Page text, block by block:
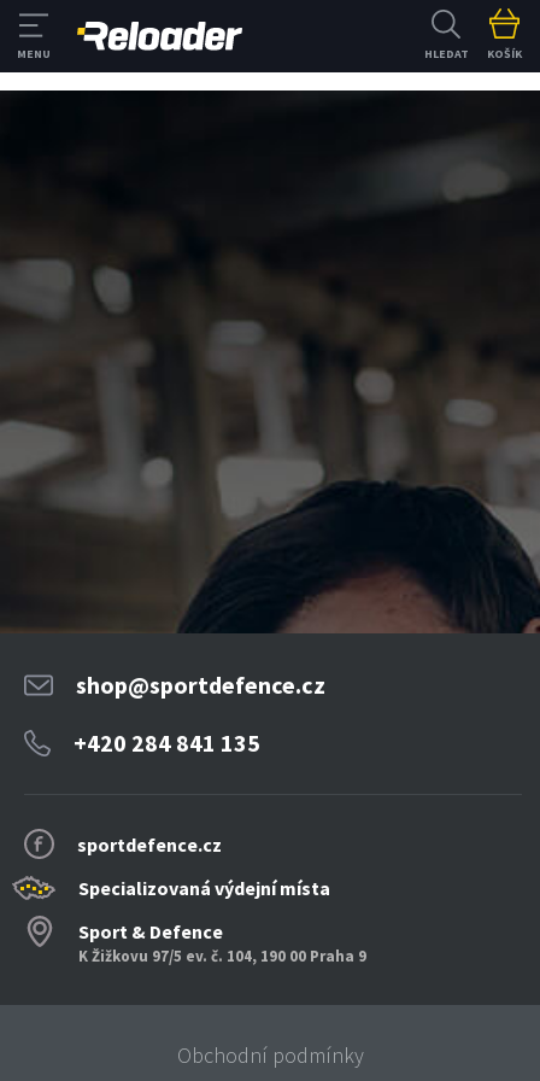
HLEDAT KOŠÍK
sportdefence.cz
Specializovaná výdejní místa
Sport & Defence
K Žižkovu 97/5 ev. č. 104, 190 00 Praha 9
shop@sportdefence.cz
+420 284 841 135
Obchodní podmínky